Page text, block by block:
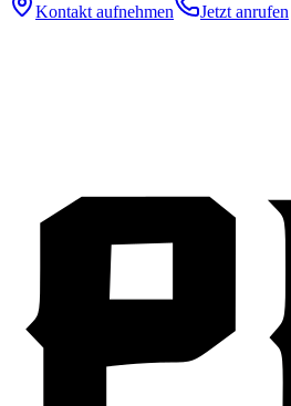
Kontakt aufnehmen Jetzt anrufen